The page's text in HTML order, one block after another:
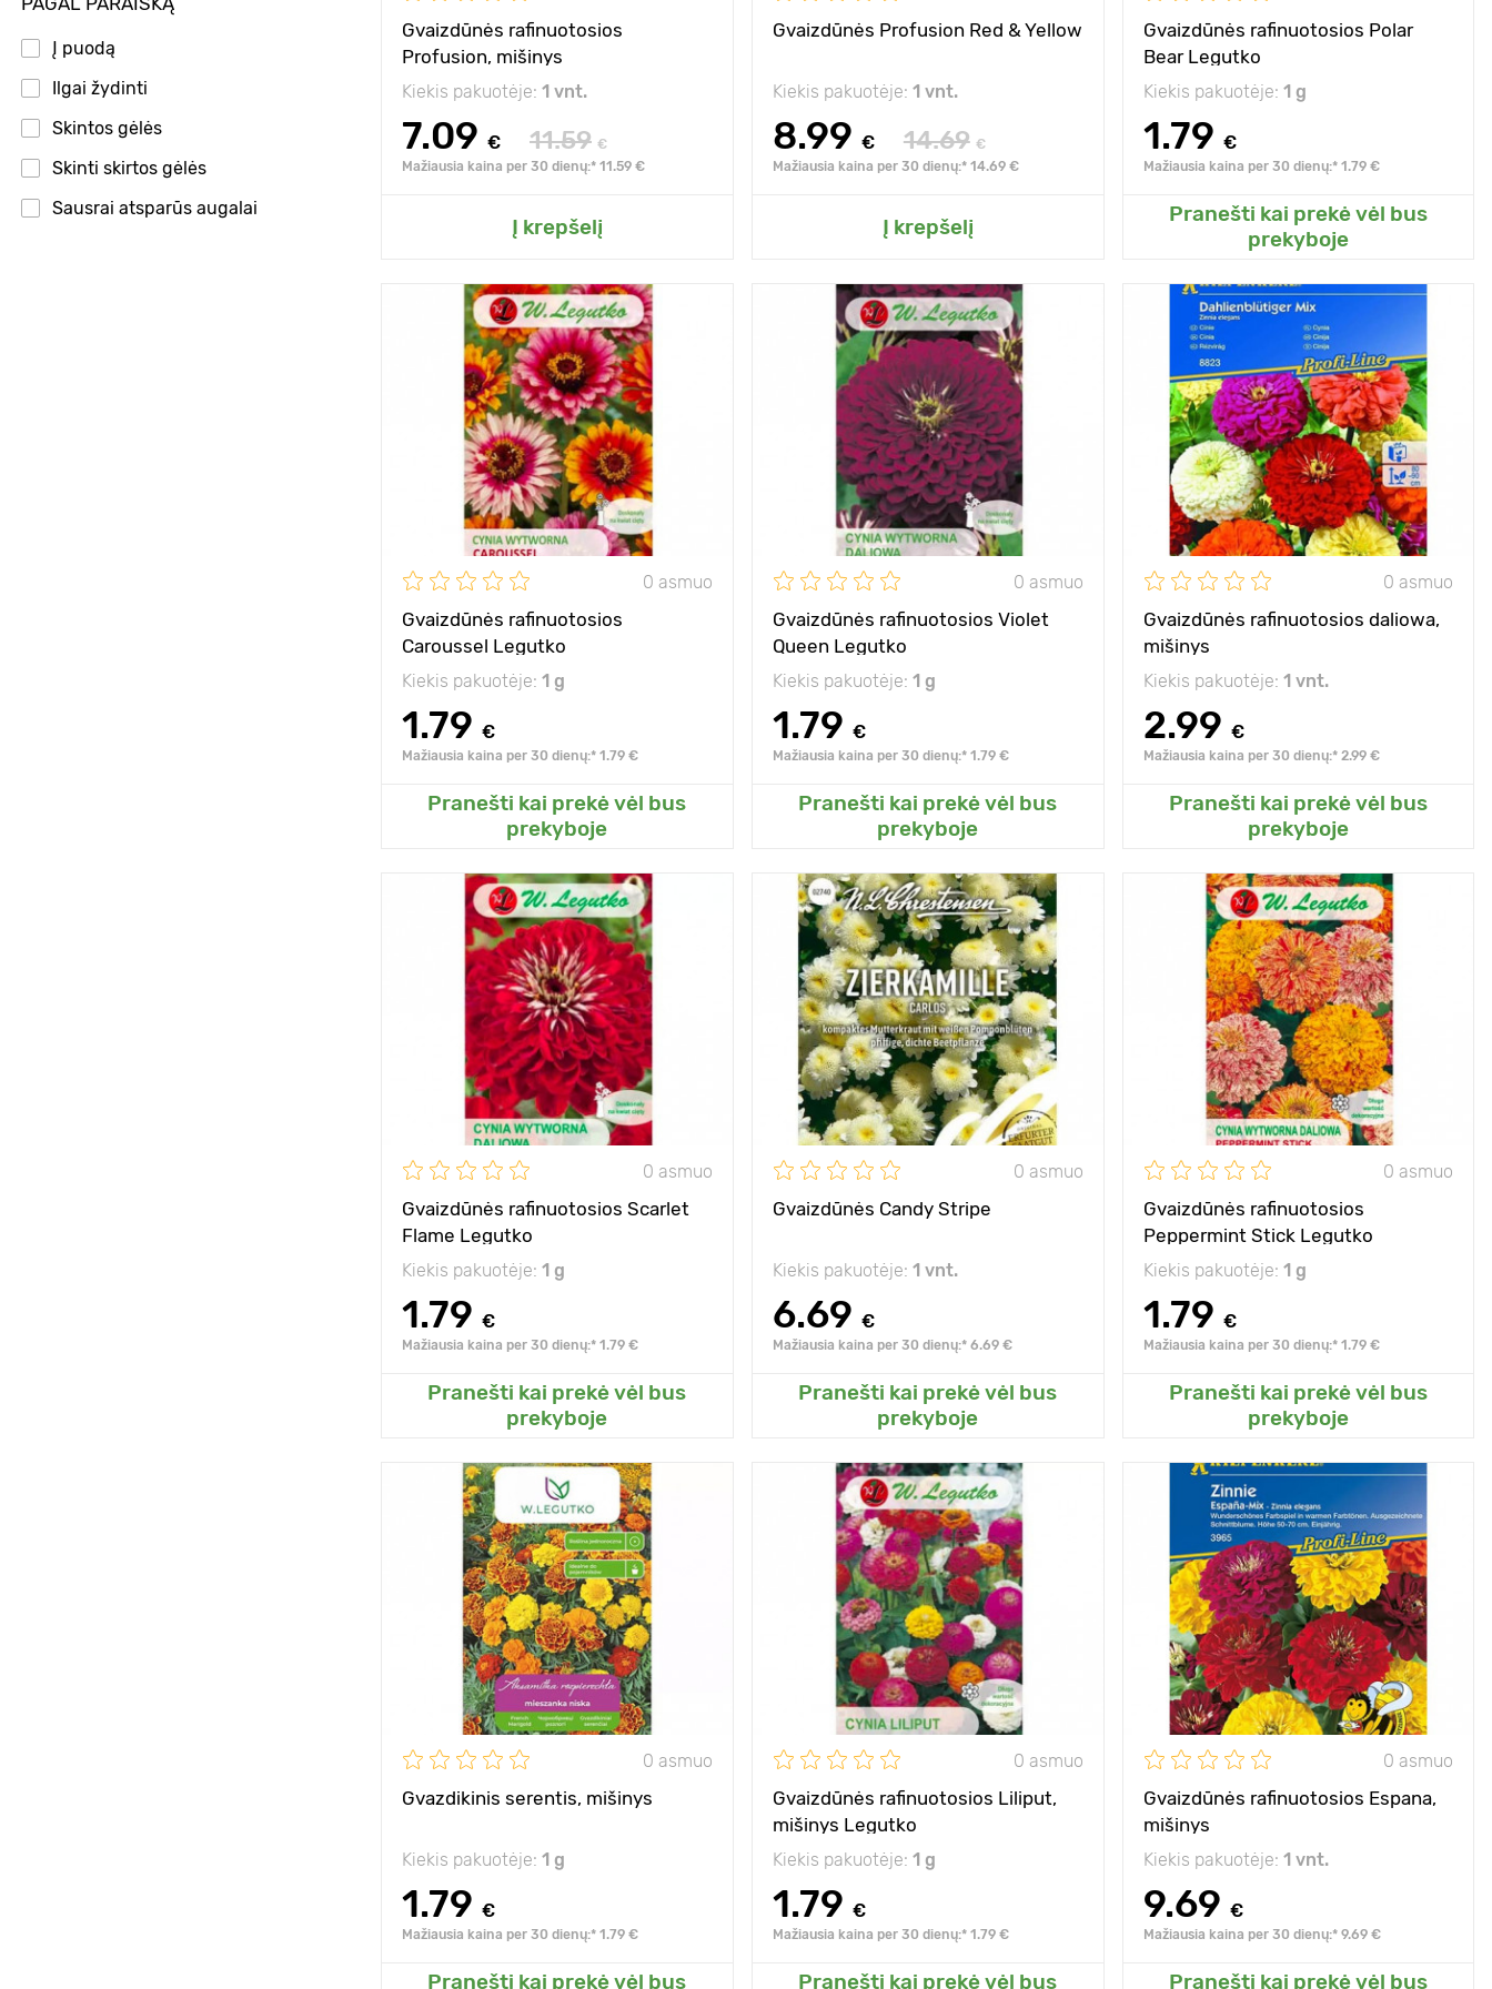
Į puodą
Ilgai žydinti
Skintos gėlės
Skinti skirtos gėlės
Sausrai atsparūs augalai
Gvaizdūnės rafinuotosios
Profusion, mišinys
Kiekis pakuotėje: 1 vnt.
7.09 € 11.59 €
Mažiausia kaina per 30 dienų:* 11.59 €
Į krepšelį
Pridėkite prie mano sodo
Gvaizdūnės Profusion Red & Yellow
Kiekis pakuotėje: 1 vnt.
8.99 € 14.69 €
Mažiausia kaina per 30 dienų:* 14.69 €
Į krepšelį
Pridėkite prie mano sodo
Gvaizdūnės rafinuotosios Polar
Bear Legutko
Kiekis pakuotėje: 1 g
1.79 €
Mažiausia kaina per 30 dienų:* 1.79 €
Pranešti kai prekė vėl bus
prekyboje
Pridėkite prie mano sodo
0 asmuo
Gvaizdūnės rafinuotosios
Caroussel Legutko
Kiekis pakuotėje: 1 g
1.79 €
Mažiausia kaina per 30 dienų:* 1.79 €
Pranešti kai prekė vėl bus
prekyboje
60 - 80 cm
20 х 30 cm
saulėta vieta
Pridėkite prie mano sodo
0 asmuo
Gvaizdūnės rafinuotosios Violet
Queen Legutko
Kiekis pakuotėje: 1 g
1.79 €
Mažiausia kaina per 30 dienų:* 1.79 €
Pranešti kai prekė vėl bus
prekyboje
60 - 80 cm
20 х 30 cm
saulėta vieta
Pridėkite prie mano sodo
0 asmuo
Gvaizdūnės rafinuotosios daliowa,
mišinys
Kiekis pakuotėje: 1 vnt.
2.99 €
Mažiausia kaina per 30 dienų:* 2.99 €
Pranešti kai prekė vėl bus
prekyboje
Aukštis
Tarpai 30 х 20 cm
Pozicija saulė
Privalumai
neįprastai dideli
žiedai
Pridėkite prie mano sodo
0 asmuo
Gvaizdūnės rafinuotosios Scarlet
Flame Legutko
Kiekis pakuotėje: 1 g
1.79 €
Mažiausia kaina per 30 dienų:* 1.79 €
Pranešti kai prekė vėl bus
prekyboje
60 - 80 cm
20 х 30 cm
saulėta vieta
Pridėkite prie mano sodo
0 asmuo
Gvaizdūnės Candy Stripe
Kiekis pakuotėje: 1 vnt.
6.69 €
Mažiausia kaina per 30 dienų:* 6.69 €
Pranešti kai prekė vėl bus
prekyboje
Aukštis 60 - 70 cm
Tarpai 20 х 30 cm
Pozicija saulė
Privalumai itin originali rūšis
Pridėkite prie mano sodo
0 asmuo
Gvaizdūnės rafinuotosios
Peppermint Stick Legutko
Kiekis pakuotėje: 1 g
1.79 €
Mažiausia kaina per 30 dienų:* 1.79 €
Pranešti kai prekė vėl bus
prekyboje
60 - 80 cm
20 х 30 cm
saulėta vieta
Pridėkite prie mano sodo
0 asmuo
Gvazdikinis serentis, mišinys
Kiekis pakuotėje: 1 g
1.79 €
Mažiausia kaina per 30 dienų:* 1.79 €
Pranešti kai prekė vėl bus
25 - 30 cm
30 х 35 cm
Pozicija
saulė, pusiau
išsklaidyta
Privalumai spalvingas kilimas
0 asmuo
Gvaizdūnės rafinuotosios Liliput,
mišinys Legutko
Kiekis pakuotėje: 1 g
1.79 €
Mažiausia kaina per 30 dienų:* 1.79 €
Pranešti kai prekė vėl bus
40 - 55 cм
20 х 30 cm
saulėta vieta
0 asmuo
Gvaizdūnės rafinuotosios Espana,
mišinys
Kiekis pakuotėje: 1 vnt.
9.69 €
Mažiausia kaina per 30 dienų:* 9.69 €
Pranešti kai prekė vėl bus
Tarpai 25 х 20 cm
Pozicija saulė
Privalumai
džiugina nuostabiu
spalvų žaismu